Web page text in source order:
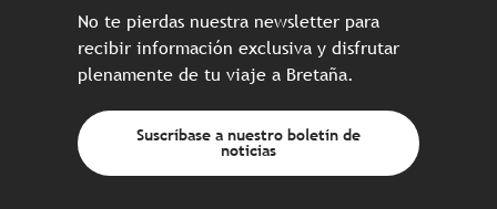
No te pierdas nuestra newsletter para
recibir información exclusiva y disfrutar
plenamente de tu viaje a Bretaña.
Suscríbase a nuestro boletín de
noticias